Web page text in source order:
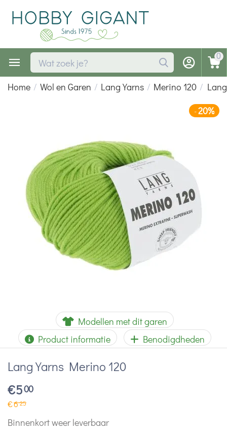
0
Home / Wol en Garen / Lang Yarns / Merino 120 /
-20%
Modellen met dit garen
Product informatie
Benodigdheden
Lang Yarns Merino 120
€500
€625
Binnenkort weer leverbaar